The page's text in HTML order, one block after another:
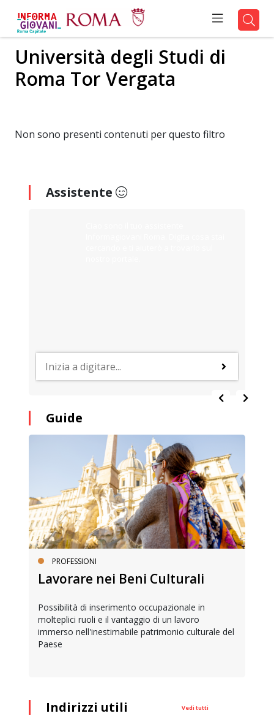
Università degli Studi di
Roma Tor Vergata
Non sono presenti contenuti per questo filtro
Assistente
Guide
PROFESSIONI
Lavorare nei Beni Culturali
Possibilità di inserimento occupazionale in
molteplici ruoli e il vantaggio di un lavoro
immerso nell'inestimabile patrimonio culturale del
Paese
Indirizzi utili Vedi tutti